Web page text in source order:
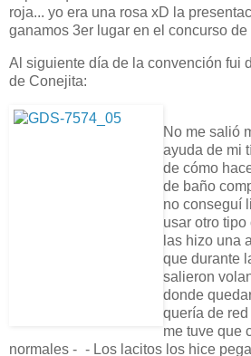
roja... yo era una rosa xD la
ganamos 3er lugar en el concurso
Al siguiente día de la convención fui
de Conejita:
No me salió
ayuda de mi
de cómo
de baño
no conseguí
usar otro
las hizo una
que durante
salieron
donde
quería de red
me tuve que
normales -_- Los lacitos los hice